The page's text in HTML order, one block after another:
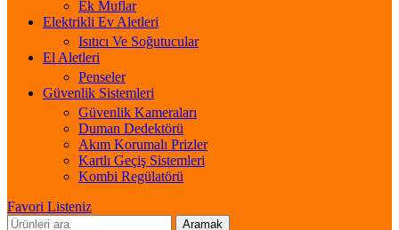
Ek Muflar
Elektrikli Ev Aletleri
Isıtıcı Ve Soğutucular
El Aletleri
Penseler
Güvenlik Sistemleri
Güvenlik Kameraları
Duman Dedektörü
Akım Korumalı Prizler
Kartlı Geçiş Sistemleri
Kombi Regülatörü
Favori Listeniz
Aramak